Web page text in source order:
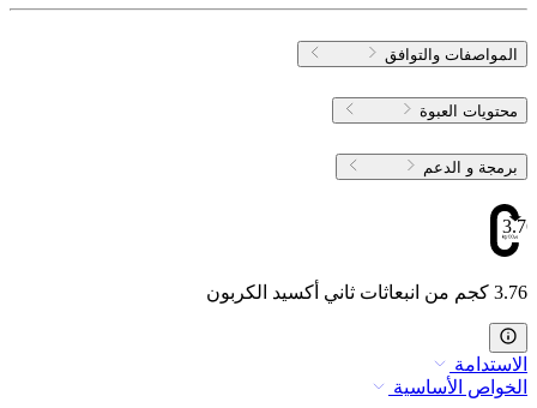
المواصفات والتوافق
محتويات العبوة
برمجة و الدعم
3.76
3.76 كجم من انبعاثات ثاني أكسيد الكربون
الاستدامة
الخواص الأساسية